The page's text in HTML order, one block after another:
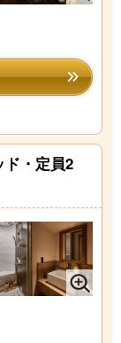
ド・定員2